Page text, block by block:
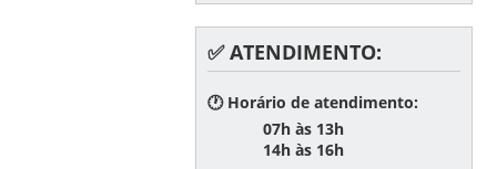
✅ ATENDIMENTO:
🕐 Horário de atendimento:
07h às 13h
14h às 16h